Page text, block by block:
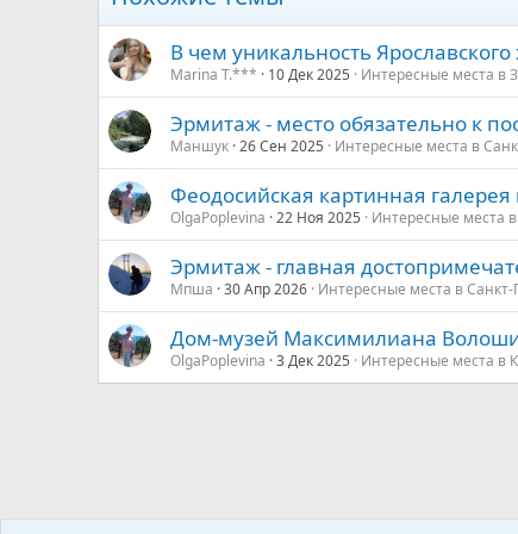
В чем уникальность
Marina T.*** 10 Дек 2025 Интересные места в
Эрмитаж - место обязательно к
Маншук 26 Сен 2025 Интересные места в
Феодосийская картинная
OlgaPoplevina 22 Ноя 2025 Интересные места
Эрмитаж - главная
Мпша 30 Апр 2026 Интересные места в Санкт-
Дом-музей Максимилиана
OlgaPoplevina 3 Дек 2025 Интересные места в